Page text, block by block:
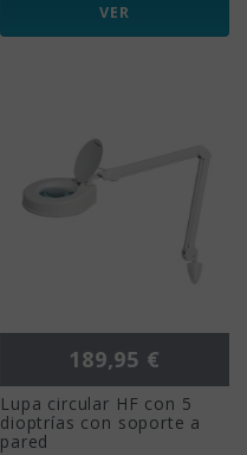
VER
Precio
189,95 €
Lupa circular HF con 5
dioptrías con soporte a
pared